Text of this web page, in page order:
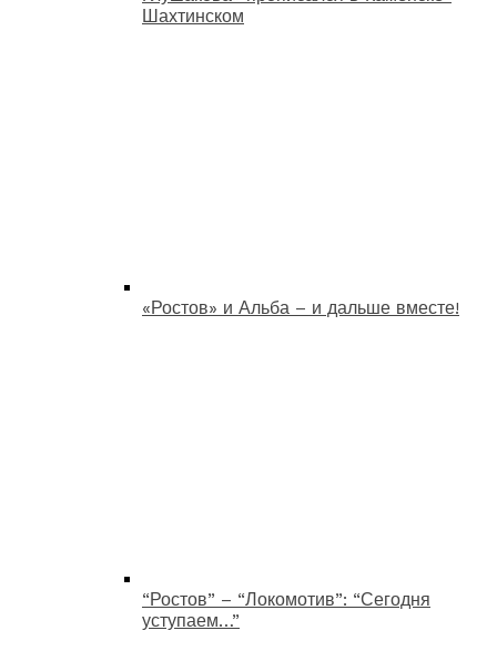
Шахтинском
«Ростов» и Альба – и дальше вместе!
“Ростов” – “Локомотив”: “Сегодня
уступаем…”